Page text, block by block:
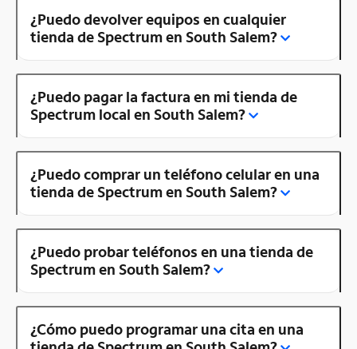
¿Puedo devolver equipos en cualquier
tienda de Spectrum en South Salem?
¿Puedo pagar la factura en mi tienda de
Spectrum local en South Salem?
¿Puedo comprar un teléfono celular en una
tienda de Spectrum en South Salem?
¿Puedo probar teléfonos en una tienda de
Spectrum en South Salem?
¿Cómo puedo programar una cita en una